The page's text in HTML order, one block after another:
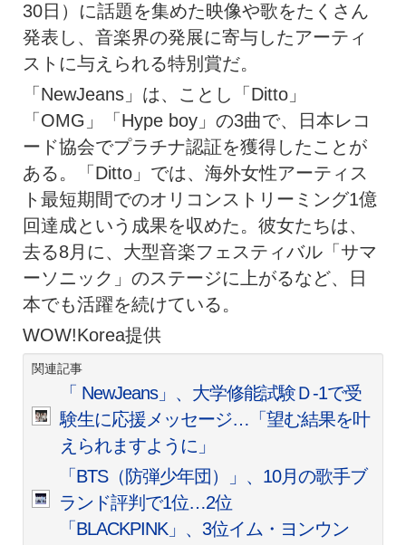
30日）に話題を集めた映像や歌をたくさん
発表し、音楽界の発展に寄与したアーティ
ストに与えられる特別賞だ。
「NewJeans」は、ことし「Ditto」
「OMG」「Hype boy」の3曲で、日本レコ
ード協会でプラチナ認証を獲得したことが
ある。「Ditto」では、海外女性アーティス
ト最短期間でのオリコンストリーミング1億
回達成という成果を収めた。彼女たちは、
去る8月に、大型音楽フェスティバル「サマ
ーソニック」のステージに上がるなど、日
本でも活躍を続けている。
WOW!Korea提供
関連記事
「 NewJeans」、大学修能試験Ｄ-1で受
験生に応援メッセージ…「望む結果を叶
えられますように」
「BTS（防弾少年団）」、10月の歌手ブ
ランド評判で1位…2位
「BLACKPINK」、3位イム・ヨンウン